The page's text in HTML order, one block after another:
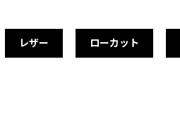
レザー ローカット